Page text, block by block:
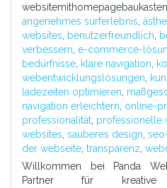
angenehmes surferlebnis
websites
benutzerfreundlich
verbessern e-commerce-
bedürfnisse klare navigation
webentwicklungslösungen
ladezeiten optimieren
navigation erleichtern online-
professionalität professionelle
websites sauberes design
der webseite transparenz
Willkommen bei Panda
Partner für kreative